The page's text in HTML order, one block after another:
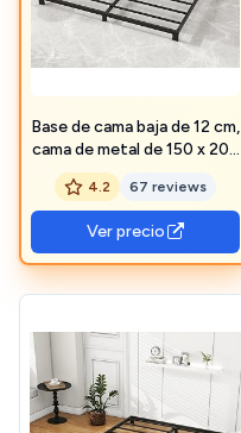
Base de cama baja de 12 cm,
cama de metal de 150 x 200
cm, marco de cama de
plataforma de metal
resistente con soporte de
listones de acero, no
necesita somier, fácil
montaje, sin ruido, color
4.2 67 reviews
Ver precio